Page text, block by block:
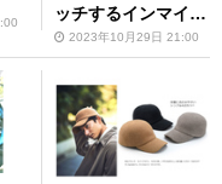
ッチするインマイポ
ケットキャップ
2023年10月29日 21:00